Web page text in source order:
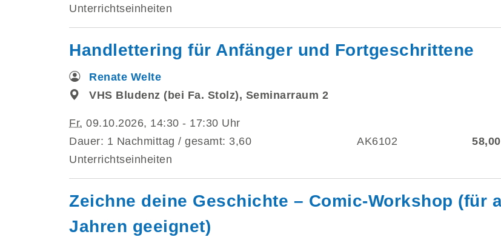
Unterrichtseinheiten
Handlettering für Anfänger und Fortgeschrittene
Renate Welte
VHS Bludenz (bei Fa. Stolz), Seminarraum 2
Fr. 09.10.2026, 14:30 - 17:30 Uhr
Dauer: 1 Nachmittag / gesamt: 3,60
Unterrichtseinheiten
AK6102
Zeichne deine Geschichte – Comic-Workshop (für
Jahren geeignet)